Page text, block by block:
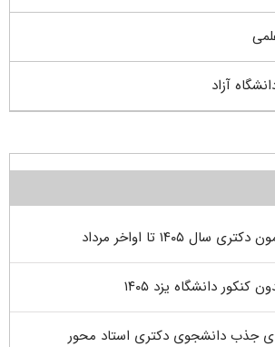
آزاد
۱۴۰۵ تا اواخر مرداد
کنکور دانشگاه یزد ۱۴۰۵
جذب دانشجوی دکتری استاد محور